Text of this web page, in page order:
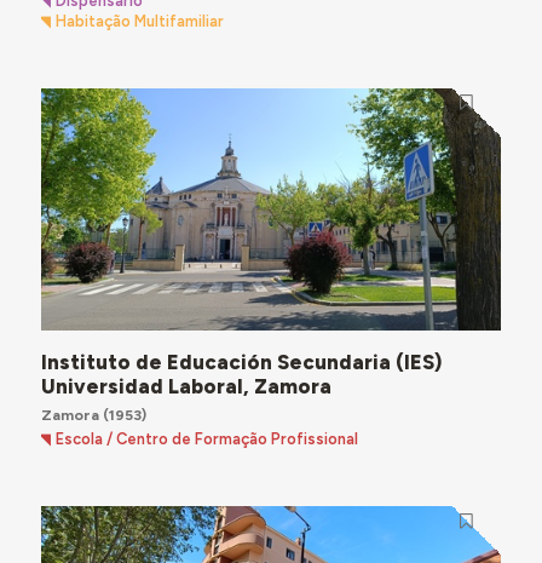
Habitação Multifamiliar
Instituto de Educación Secundaria (IES)
Universidad Laboral, Zamora
Zamora(1953)
Escola / Centro de Formação Profissional